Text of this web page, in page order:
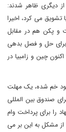
پس از دیگری ظاهر شدند:
تشویق می کرد، اخیرا
و پکن هم در مقابل
برای حل و فصل بدهی
چین و زامبیا در
خود خم شده، یک مهلت
صندوق بین المللی
را برای پرداخت وام
مشکل به این بر می